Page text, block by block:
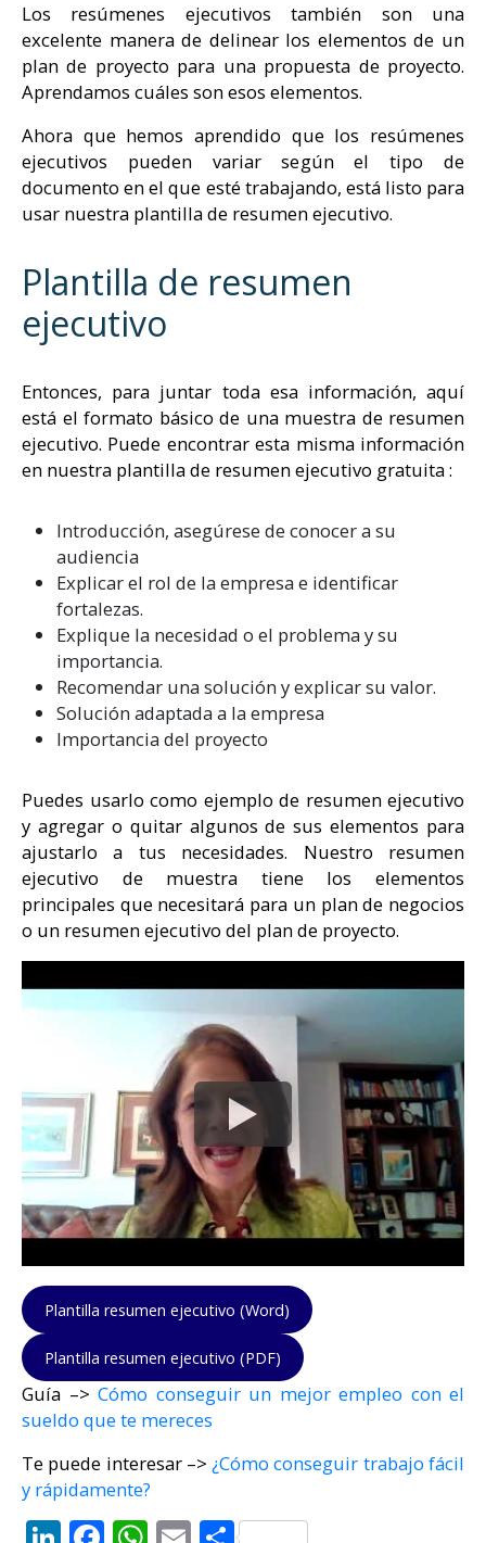
Los resúmenes ejecutivos también son una
excelente manera de delinear los elementos de un
plan de proyecto para una propuesta de proyecto.
Aprendamos cuáles son esos elementos.
Ahora que hemos aprendido que los resúmenes
ejecutivos pueden variar según el tipo de
documento en el que esté trabajando, está listo para
usar nuestra plantilla de resumen ejecutivo.
Plantilla de resumen
ejecutivo
Entonces, para juntar toda esa información, aquí
está el formato básico de una muestra de resumen
ejecutivo. Puede encontrar esta misma información
en nuestra plantilla de resumen ejecutivo gratuita :
Introducción, asegúrese de conocer a su
audiencia
Explicar el rol de la empresa e identificar
fortalezas.
Explique la necesidad o el problema y su
importancia.
Recomendar una solución y explicar su valor.
Solución adaptada a la empresa
Importancia del proyecto
Puedes usarlo como ejemplo de resumen ejecutivo
y agregar o quitar algunos de sus elementos para
ajustarlo a tus necesidades. Nuestro resumen
ejecutivo de muestra tiene los elementos
principales que necesitará para un plan de negocios
o un resumen ejecutivo del plan de proyecto.
Plantilla resumen ejecutivo (Word)
Plantilla resumen ejecutivo (PDF)
Guía –> Cómo conseguir un mejor empleo con el
sueldo que te mereces
Te puede interesar –>¿Cómo conseguir trabajo fácil
y rápidamente?